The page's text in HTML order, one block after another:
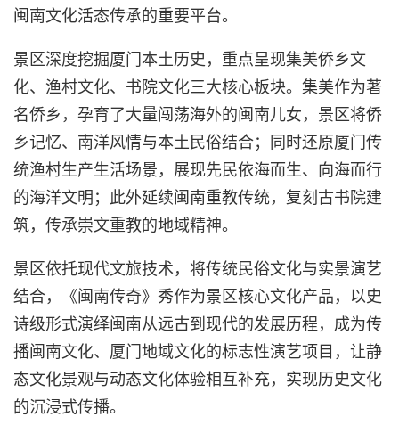
闽南文化活态传承的重要平台。
景区深度挖掘厦门本土历史，重点呈现集美侨乡文
化、渔村文化、书院文化三大核心板块。集美作为著
名侨乡，孕育了大量闯荡海外的闽南儿女，景区将侨
乡记忆、南洋风情与本土民俗结合；同时还原厦门传
统渔村生产生活场景，展现先民依海而生、向海而行
的海洋文明；此外延续闽南重教传统，复刻古书院建
筑，传承崇文重教的地域精神。
景区依托现代文旅技术，将传统民俗文化与实景演艺
结合，《闽南传奇》秀作为景区核心文化产品，以史
诗级形式演绎闽南从远古到现代的发展历程，成为传
播闽南文化、厦门地域文化的标志性演艺项目，让静
态文化景观与动态文化体验相互补充，实现历史文化
的沉浸式传播。